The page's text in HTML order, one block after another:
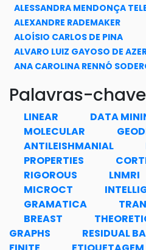
ALESSANDRA MENDONÇA
ALEXANDRE RADEMAKER
ALOÍSIO CARLOS DE PINA
ALVARO LUIZ GAYOSO DE
ANA CAROLINA RENNÓ
ANTONIO MAURICIO FERREIRA
Palavras-chave
LINEAR
DATA
MOLECULAR
ANTILEISHMANIAL
PROPERTIES
RIGOROUS
LNMRI
MICROCT
GRAMATICA
BREAST
GRAPHS
RESIDUAL